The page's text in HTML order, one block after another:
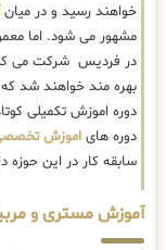
خواهند رسید و در میان
مشهور می شود. اما
در فردیس شرکت می
بهره مند خواهند شد که
دوره اموزش تکمیلی
دوره های اموزش تخصصی
سابقه کار در این حوزه
آموزش مستری و